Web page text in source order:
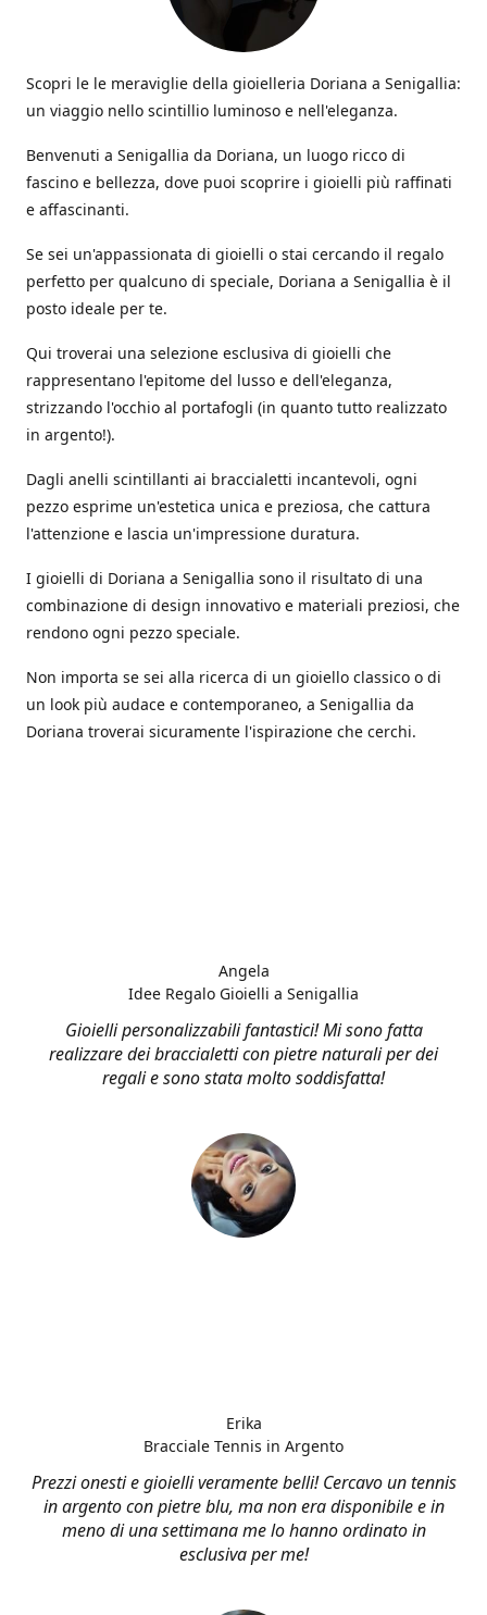
Scopri le le meraviglie della gioielleria Doriana a Senigallia:
un viaggio nello scintillio luminoso e nell'eleganza.
Benvenuti a Senigallia da Doriana, un luogo ricco di
fascino e bellezza, dove puoi scoprire i gioielli più raffinati
e affascinanti.
Se sei un'appassionata di gioielli o stai cercando il regalo
perfetto per qualcuno di speciale, Doriana a Senigallia è il
posto ideale per te.
Qui troverai una selezione esclusiva di gioielli che
rappresentano l'epitome del lusso e dell'eleganza,
strizzando l'occhio al portafogli (in quanto tutto realizzato
in argento!).
Dagli anelli scintillanti ai braccialetti incantevoli, ogni
pezzo esprime un'estetica unica e preziosa, che cattura
l'attenzione e lascia un'impressione duratura.
I gioielli di Doriana a Senigallia sono il risultato di una
combinazione di design innovativo e materiali preziosi, che
rendono ogni pezzo speciale.
Non importa se sei alla ricerca di un gioiello classico o di
un look più audace e contemporaneo, a Senigallia da
Doriana troverai sicuramente l'ispirazione che cerchi.
Gioielli personalizzabili fantastici! Mi sono fatta
realizzare dei braccialetti con pietre naturali per dei
regali e sono stata molto soddisfatta!
Angela
Idee Regalo Gioielli a Senigallia
Prezzi onesti e gioielli veramente belli! Cercavo un tennis
in argento con pietre blu, ma non era disponibile e in
meno di una settimana me lo hanno ordinato in
esclusiva per me!
Erika
Bracciale Tennis in Argento